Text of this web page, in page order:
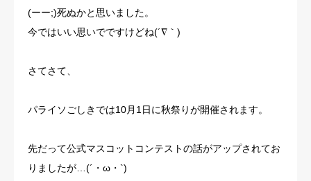
(ーー;)死ぬかと思いました。
今ではいい思いでですけどね(´∇｀)
さてさて、
パライソごしきでは10月1日に秋祭りが開催されます。
先だって公式マスコットコンテストの話がアップされてお
りましたが…(´・ω・`)